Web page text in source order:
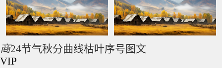
商24节气秋分曲线枯叶序号图文
VIP